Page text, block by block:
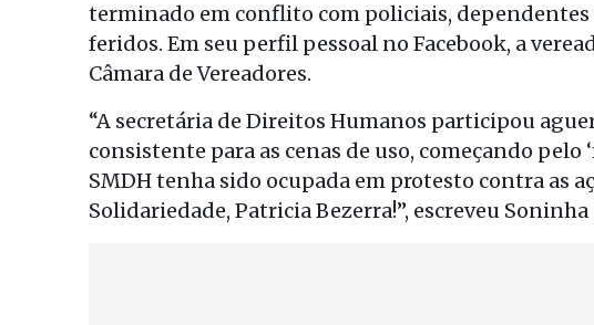
terminado em conflito com policiais,
feridos. Em seu perfil pessoal no Facebook, a
Câmara de Vereadores.
“A secretária de Direitos Humanos participou
consistente para as cenas de uso, começando pelo
SMDH tenha sido ocupada em protesto contra as
Solidariedade, Patricia Bezerra!”, escreveu Soninha